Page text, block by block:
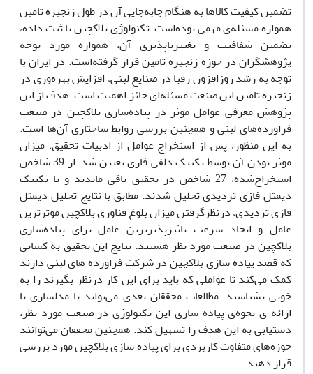
تضمین کیفیت کالاها به هنگام جابه‌جایی آن در طول زنجیره تامین
همواره مسئله‌ی مهمی بوده‌است. تکنولوژی بلاکچین با ثبت داده،
تضمین شفافیت و تغییرناپذیری آن، همواره مورد توجه
پژوهشگران در حوزه زنجیره تامین قرار گرفته‌است. در ایران با
توجه به رشد روزافزون رقبا در صنایع لبنی، افزایش بهره‌وری در
زنجیره تامین این صنعت مسئله‌ای حائز اهمیت است. هدف از این
پژوهش معرفی عوامل موثر در پیاده‌سازی بلاکچین در صنعت
فراورده‌های لبنی و همچنین بررسی روابط ساختاری آن‌ها است.
به این منظور، پس از استخراج عوامل از ادبیات تحقیق، میزان
موثر بودن آن توسط تکنیک دلفی فازی تعیین شد. از 39 شاخص
استخراج‌شده، 27 شاخص در تحقیق باقی ماندند و با تکنیک
دیمتل فازی تردیدی تحلیل شدند. مطابق با نتایج تحلیل دیمتل
فازی تردیدی، درنظرگرفتن میزان بلوغ فناوری بلاکچین موثرترین
عامل و ایجاد سرعت تاثیرپذیرترین عامل برای پیاده‌سازی
بلاکچین در صنعت مورد نظر هستند. نتایج این تحقیق به کسانی
که قصد پیاده سازی بلاکچین در شرکت فراورده های لبنی دارند
کمک می‌کند تا عواملی که باید برای این کار درنظر بگیرند را به
خوبی بشناسند. مطالعات محققان بعدی می‌تواند با مدلسازی یا
ارائه ی نحوه‌ی پیاده سازی این تکنولوژی در صنعت مورد نظر،
دستیابی به این هدف را تسهیل کند. همچنین محققان می‌توانند
حوزه‌های متفاوت کاربردی برای پیاده سازی بلاکچین مورد بررسی
قرار دهند.